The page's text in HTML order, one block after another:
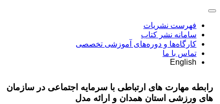
فهرست نشریات
سامانه نشر کتاب
کارگاه‌ها و دوره‌های آموزشی تخصصی
تماس با ما
English
رابطه مهارت های ارتباطی با سرمایه اجتماعی در سازمان
های ورزشی استان همدان و ارائه مدل